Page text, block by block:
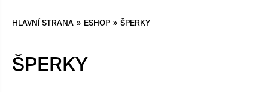
HLAVNÍ STRANA » ESHOP » ŠPERKY
ŠPERKY